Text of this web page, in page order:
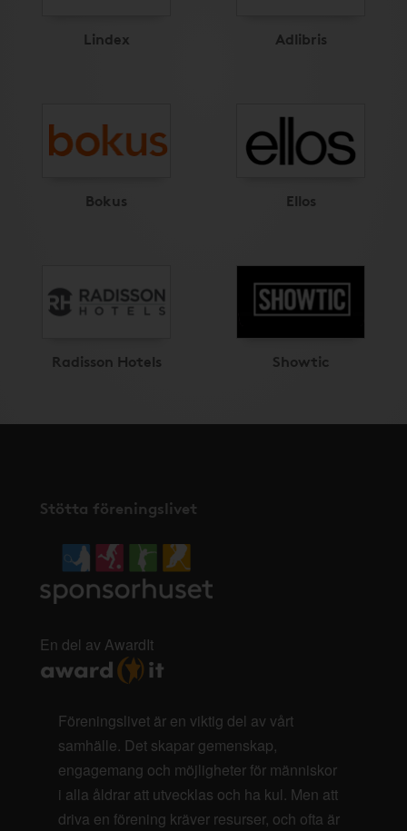
Lindex Adlibris
Bokus Ellos
Radisson Hotels Showtic
Stötta föreningslivet
En del av AwardIt
Föreningslivet är en viktig del av vårt
samhälle. Det skapar gemenskap,
engagemang och möjligheter för människor
i alla åldrar att utvecklas och ha kul. Men att
driva en förening kräver resurser, och ofta är